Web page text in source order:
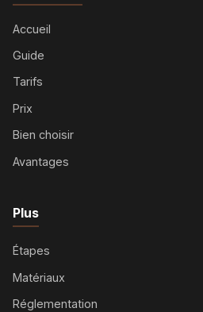
Accueil
Guide
Tarifs
Prix
Bien choisir
Avantages
Plus
Étapes
Matériaux
Réglementation